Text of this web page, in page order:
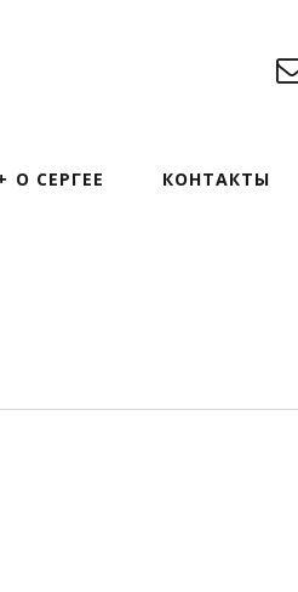
О СЕРГЕЕ КОНТАКТЫ